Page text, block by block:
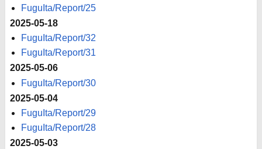
FuguIta/Report/25
2025-05-18
FuguIta/Report/32
FuguIta/Report/31
2025-05-06
FuguIta/Report/30
2025-05-04
FuguIta/Report/29
FuguIta/Report/28
2025-05-03